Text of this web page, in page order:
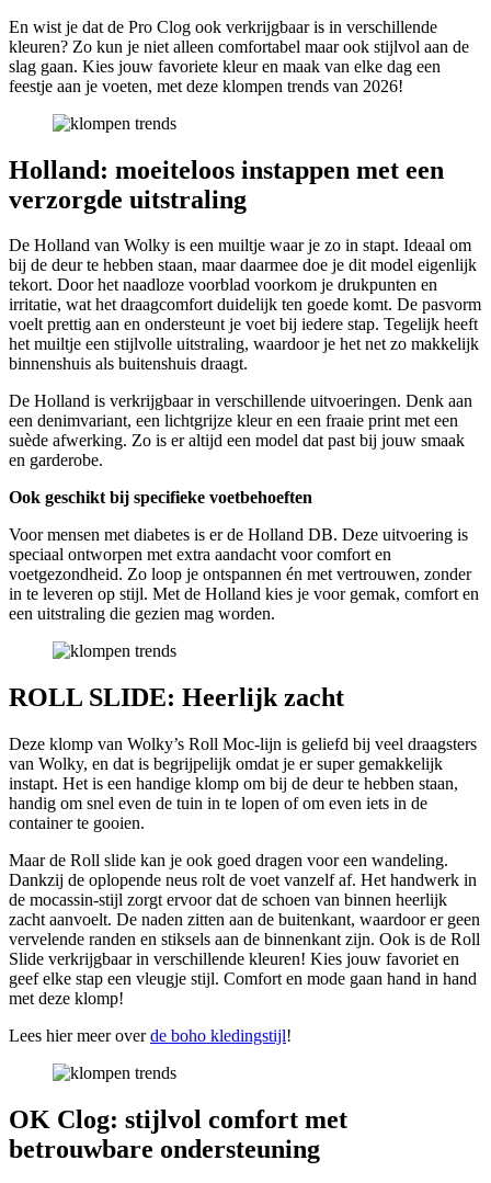
En wist je dat de Pro Clog ook verkrijgbaar is in verschillende
kleuren? Zo kun je niet alleen comfortabel maar ook stijlvol aan de
slag gaan. Kies jouw favoriete kleur en maak van elke dag een
feestje aan je voeten, met deze klompen trends van 2026!
Holland: moeiteloos instappen met een
verzorgde uitstraling
De Holland van Wolky is een muiltje waar je zo in stapt. Ideaal om
bij de deur te hebben staan, maar daarmee doe je dit model eigenlijk
tekort. Door het naadloze voorblad voorkom je drukpunten en
irritatie, wat het draagcomfort duidelijk ten goede komt. De pasvorm
voelt prettig aan en ondersteunt je voet bij iedere stap. Tegelijk heeft
het muiltje een stijlvolle uitstraling, waardoor je het net zo makkelijk
binnenshuis als buitenshuis draagt.
De Holland is verkrijgbaar in verschillende uitvoeringen. Denk aan
een denimvariant, een lichtgrijze kleur en een fraaie print met een
suède afwerking. Zo is er altijd een model dat past bij jouw smaak
en garderobe.
Ook geschikt bij specifieke voetbehoeften
Voor mensen met diabetes is er de Holland DB. Deze uitvoering is
speciaal ontworpen met extra aandacht voor comfort en
voetgezondheid. Zo loop je ontspannen én met vertrouwen, zonder
in te leveren op stijl. Met de Holland kies je voor gemak, comfort en
een uitstraling die gezien mag worden.
ROLL SLIDE: Heerlijk zacht
Deze klomp van Wolky’s Roll Moc-lijn is geliefd bij veel draagsters
van Wolky, en dat is begrijpelijk omdat je er super gemakkelijk
instapt. Het is een handige klomp om bij de deur te hebben staan,
handig om snel even de tuin in te lopen of om even iets in de
container te gooien.
Maar de Roll slide kan je ook goed dragen voor een wandeling.
Dankzij de oplopende neus rolt de voet vanzelf af. Het handwerk in
de mocassin-stijl zorgt ervoor dat de schoen van binnen heerlijk
zacht aanvoelt. De naden zitten aan de buitenkant, waardoor er geen
vervelende randen en stiksels aan de binnenkant zijn. Ook is de Roll
Slide verkrijgbaar in verschillende kleuren! Kies jouw favoriet en
geef elke stap een vleugje stijl. Comfort en mode gaan hand in hand
met deze klomp!
Lees hier meer overde boho kledingstijl!
OK Clog: stijlvol comfort met
betrouwbare ondersteuning